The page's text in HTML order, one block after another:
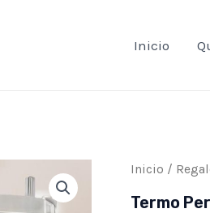
Inicio
Inicio /
Termo
Termo
para